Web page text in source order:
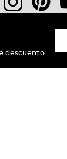
descuento